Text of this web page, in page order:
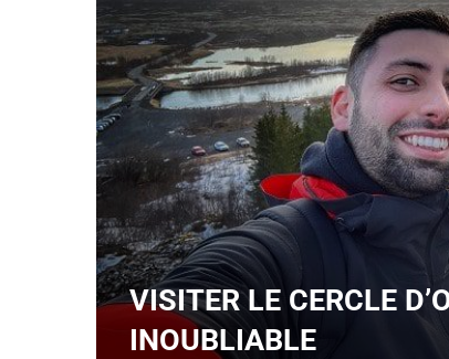
VISITER LE CERCLE
INOUBLIABLE